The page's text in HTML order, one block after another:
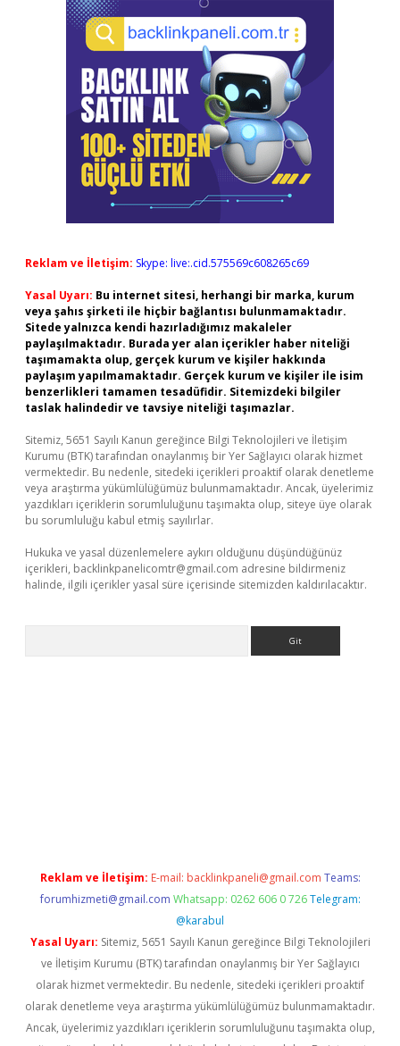
Reklam ve İletişim: Skype: live:.cid.575569c608265c69
Yasal Uyarı: Bu internet sitesi, herhangi bir marka, kurum
veya şahıs şirketi ile hiçbir bağlantısı bulunmamaktadır.
Sitede yalnızca kendi hazırladığımız makaleler
paylaşılmaktadır. Burada yer alan içerikler haber niteliği
taşımamakta olup, gerçek kurum ve kişiler hakkında
paylaşım yapılmamaktadır. Gerçek kurum ve kişiler ile isim
benzerlikleri tamamen tesadüfidir. Sitemizdeki bilgiler
taslak halindedir ve tavsiye niteliği taşımazlar.
Sitemiz, 5651 Sayılı Kanun gereğince Bilgi Teknolojileri ve İletişim
Kurumu (BTK) tarafından onaylanmış bir Yer Sağlayıcı olarak hizmet
vermektedir. Bu nedenle, sitedeki içerikleri proaktif olarak denetleme
veya araştırma yükümlülüğümüz bulunmamaktadır. Ancak, üyelerimiz
yazdıkları içeriklerin sorumluluğunu taşımakta olup, siteye üye olarak
bu sorumluluğu kabul etmiş sayılırlar.
Hukuka ve yasal düzenlemelere aykırı olduğunu düşündüğünüz
içerikleri, backlinkpanelicomtr@gmail.com adresine bildirmeniz
halinde, ilgili içerikler yasal süre içerisinde sitemizden kaldırılacaktır.
Reklam ve İletişim: E-mail: backlinkpaneli@gmail.com Teams:
forumhizmeti@gmail.com Whatsapp: 0262 606 0 726 Telegram:
@karabul
Yasal Uyarı: Sitemiz, 5651 Sayılı Kanun gereğince Bilgi Teknolojileri
ve İletişim Kurumu (BTK) tarafından onaylanmış bir Yer Sağlayıcı
olarak hizmet vermektedir. Bu nedenle, sitedeki içerikleri proaktif
olarak denetleme veya araştırma yükümlülüğümüz bulunmamaktadır.
Ancak, üyelerimiz yazdıkları içeriklerin sorumluluğunu taşımakta olup,